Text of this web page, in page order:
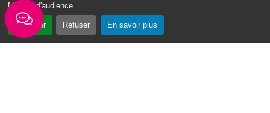
Mesure d'audience.
Accepter Refuser En savoir plus